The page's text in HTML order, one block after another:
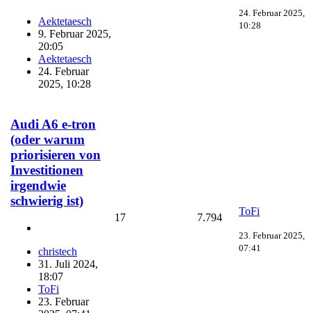
Aektetaesch
9. Februar 2025,
20:05
Aektetaesch
24. Februar
2025, 10:28
24. Februar 2025,
10:28
Audi A6 e-tron
(oder warum
priorisieren von
Investitionen
irgendwie
schwierig ist)
christech
31. Juli 2024,
18:07
ToFi
23. Februar
17 7.794
ToFi
23. Februar 2025,
07:41